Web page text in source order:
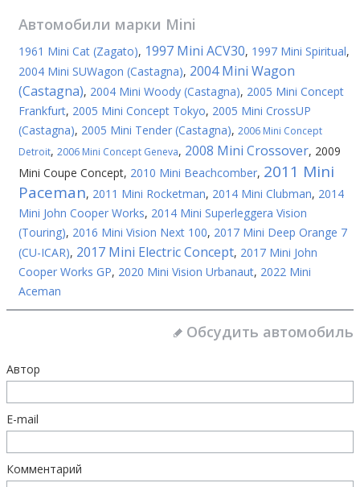
Автомобили марки Mini
1961 Mini Cat (Zagato), 1997 Mini ACV30, 1997 Mini Spiritual,
2004 Mini SUWagon (Castagna), 2004 Mini Wagon
(Castagna), 2004 Mini Woody (Castagna), 2005 Mini Concept
Frankfurt, 2005 Mini Concept Tokyo, 2005 Mini CrossUP
(Castagna), 2005 Mini Tender (Castagna), 2006 Mini Concept
Detroit, 2006 Mini Concept Geneva, 2008 Mini Crossover, 2009
Mini Coupe Concept, 2010 Mini Beachcomber, 2011 Mini
Paceman, 2011 Mini Rocketman, 2014 Mini Clubman, 2014
Mini John Cooper Works, 2014 Mini Superleggera Vision
(Touring), 2016 Mini Vision Next 100, 2017 Mini Deep Orange 7
(CU-ICAR), 2017 Mini Electric Concept, 2017 Mini John
Cooper Works GP, 2020 Mini Vision Urbanaut, 2022 Mini
Aceman
Обсудить автомобиль
Автор
E-mail
Комментарий